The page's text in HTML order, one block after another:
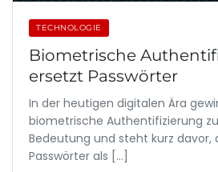
TECHNOLOGIE
Biometrische
ersetzt Passwörter
In der heutigen digitalen Ära
biometrische Authentifizierung
Bedeutung und steht kurz davor,
Passwörter als […]